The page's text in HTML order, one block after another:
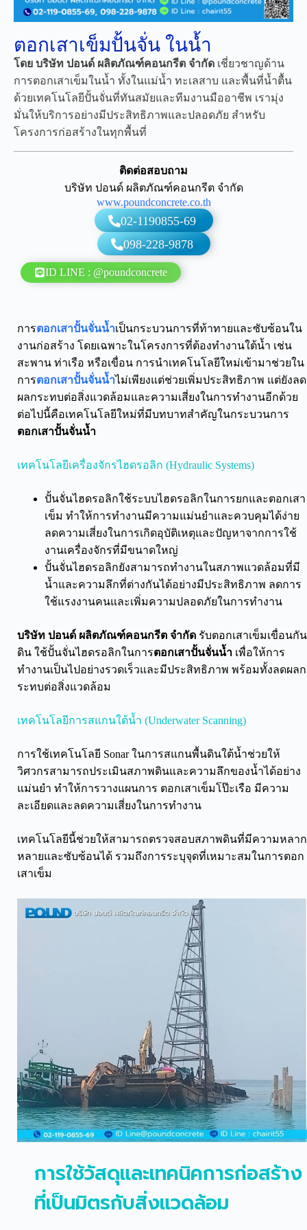
ตอกเสาเข็มปั้นจั่น ในน้ำ
โดย บริษัท ปอนด์ ผลิตภัณฑ์คอนกรีต จำกัด เชี่ยวชาญด้าน
การตอกเสาเข็มในน้ำ ทั้งในแม่น้ำ ทะเลสาบ และพื้นที่น้ำตื้น
ด้วยเทคโนโลยีปั้นจั่นที่ทันสมัยและทีมงานมืออาชีพ เรามุ่ง
มั่นให้บริการอย่างมีประสิทธิภาพและปลอดภัย สำหรับ
โครงการก่อสร้างในทุกพื้นที่
ติดต่อสอบถาม
บริษัท ปอนด์ ผลิตภัณฑ์คอนกรีต จำกัด
www.poundconcrete.co.th
02-1190855-69
098-228-9878
ID LINE : @poundconcrete
การตอกเสาปั้นจั่นน้ำเป็นกระบวนการที่ท้าทายและซับซ้อนใน
งานก่อสร้าง โดยเฉพาะในโครงการที่ต้องทำงานใต้น้ำ เช่น
สะพาน ท่าเรือ หรือเขื่อน การนำเทคโนโลยีใหม่เข้ามาช่วยใน
การตอกเสาปั้นจั่นน้ำไม่เพียงแต่ช่วยเพิ่มประสิทธิภาพ แต่ยังลด
ผลกระทบต่อสิ่งแวดล้อมและความเสี่ยงในการทำงานอีกด้วย
ต่อไปนี้คือเทคโนโลยีใหม่ที่มีบทบาทสำคัญในกระบวนการ
ตอกเสาปั้นจั่นน้ำ
เทคโนโลยีเครื่องจักรไฮดรอลิก (Hydraulic Systems)
ปั้นจั่นไฮดรอลิกใช้ระบบไฮดรอลิกในการยกและตอกเสา
เข็ม ทำให้การทำงานมีความแม่นยำและควบคุมได้ง่าย
ลดความเสี่ยงในการเกิดอุบัติเหตุและปัญหาจากการใช้
งานเครื่องจักรที่มีขนาดใหญ่
ปั้นจั่นไฮดรอลิกยังสามารถทำงานในสภาพแวดล้อมที่มี
น้ำและความลึกที่ต่างกันได้อย่างมีประสิทธิภาพ ลดการ
ใช้แรงงานคนและเพิ่มความปลอดภัยในการทำงาน
บริษัท ปอนด์ ผลิตภัณฑ์คอนกรีต จำกัด รับตอกเสาเข็มเขื่อนกัน
ดิน ใช้ปั้นจั่นไฮดรอลิกในการตอกเสาปั้นจั่นน้ำ เพื่อให้การ
ทำงานเป็นไปอย่างรวดเร็วและมีประสิทธิภาพ พร้อมทั้งลดผลก
ระทบต่อสิ่งแวดล้อม
เทคโนโลยีการสแกนใต้น้ำ (Underwater Scanning)
การใช้เทคโนโลยี Sonar ในการสแกนพื้นดินใต้น้ำช่วยให้
วิศวกรสามารถประเมินสภาพดินและความลึกของน้ำได้อย่าง
แม่นยำ ทำให้การวางแผนการ ตอกเสาเข็มโป๊ะเรือ มีความ
ละเอียดและลดความเสี่ยงในการทำงาน
เทคโนโลยีนี้ช่วยให้สามารถตรวจสอบสภาพดินที่มีความหลาก
หลายและซับซ้อนได้ รวมถึงการระบุจุดที่เหมาะสมในการตอก
เสาเข็ม
การใช้วัสดุและเทคนิคการก่อสร้าง
ที่เป็นมิตรกับสิ่งแวดล้อม